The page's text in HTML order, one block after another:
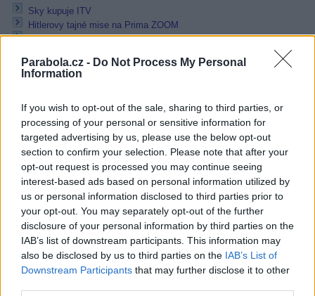
Parabola.cz - Do Not Process My Personal
Information
If you wish to opt-out of the sale, sharing to third parties, or
processing of your personal or sensitive information for
targeted advertising by us, please use the below opt-out
section to confirm your selection. Please note that after your
opt-out request is processed you may continue seeing
interest-based ads based on personal information utilized by
us or personal information disclosed to third parties prior to
your opt-out. You may separately opt-out of the further
disclosure of your personal information by third parties on the
IAB’s list of downstream participants. This information may
also be disclosed by us to third parties on the IAB’s List of
Downstream Participants that may further disclose it to other
Sky kupuje ITV
Hitlerovy tajné mise na Prima ZOOM
Léto a podzim na JOJ play: AYTO, Sexta či PML
Reklama
07.08.2026 - Bosch Powertrain s.r.o. Jihlava • linkový střídač • mzda
48.400 Kč • příspěvek na ubytování (Jihlava, okres Jihlava)
07.08.2026 -
Bosch Powertrain s.r.o. Jihlava • obsluha CNC strojů •
48.400 Kč • náborový bonus 50.000 Kč • příspěvek na ubytování
okres Jihlava)
06.08.2026 -Bosch Powertrain s.r.o. Jihlava • CNC operátor• mzda
Kč • náborový bonus 50.000 Kč • příspěvek na ubytování (Jihlava,
Jihlava)
06.08.2026 - Bosch Powertrain s.r.o. • montážní dělník • mzda 44.700
týdenní zálohy na mzdu 2.000 Kč (Jihlava, okres Jihlava)
06.08.2026 -Bosch Powertrain s.r.o. Jihlava • práce ve skladu • mzda
48.400 Kč • náborový bonus 50.000 Kč • ubytování (Jihlava, okres
... další nabídky zaměstnání